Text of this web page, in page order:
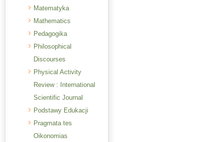
Matematyka
Mathematics
Pedagogika
Philosophical
Discourses
Physical Activity
Review : International
Scientific Journal
Podstawy Edukacji
Pragmata tes
Oikonomias